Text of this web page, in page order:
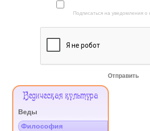
Подписаться на уведомления о
Отправить
Меню
Ведическая культура
Веды
.
Философия